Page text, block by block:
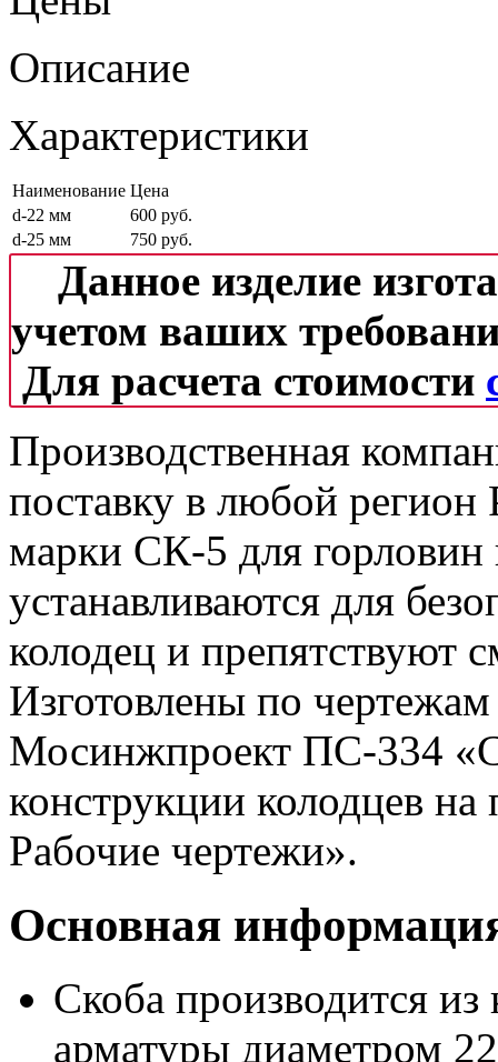
Описание
Характеристики
Наименование Цена
d-22 мм
600 руб.
d-25 мм
750 руб.
Данное изделие
учетом ваших
Для расчета стоимости
Производственная
поставку в любой
марки СК-5 для горловин
устанавливаются для
колодец и препятствуют
Изготовлены по
Мосинжпроект ПС-334
конструкции колодцев
Рабочие чертежи».
Основная
Скоба производится из
арматуры диаметром